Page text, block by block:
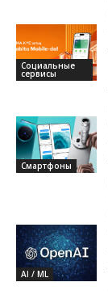
Социальные
сервисы
Смартфоны
AI / ML